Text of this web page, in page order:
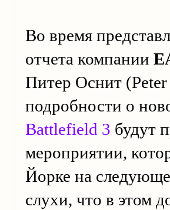
Во время
отчета компании
Питер Оснит
подробности о
Battlefield 3 будут
мероприятии,
Йорке на
слухи, что в этом